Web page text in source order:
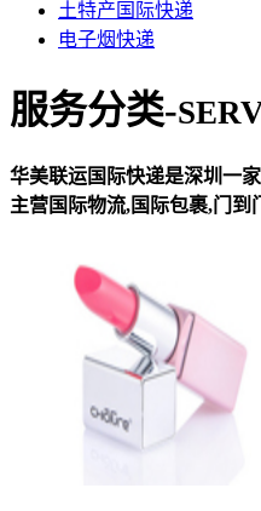
土特产国际快递
电子烟快递
服务分类-
华美联运国际快递是深圳一
主营国际物流,国际包裹,门到